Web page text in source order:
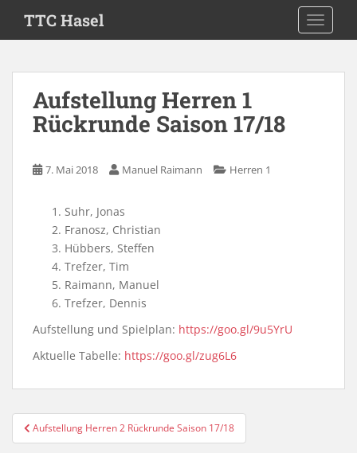
i
TTC Hasel
Aufstellung Herren 1
Rückrunde Saison 17/18
7. Mai 2018 Manuel Raimann Herren 1
Suhr, Jonas
Franosz, Christian
Hübbers, Steffen
Trefzer, Tim
Raimann, Manuel
Trefzer, Dennis
Aufstellung und Spielplan: https://goo.gl/9u5YrU
Aktuelle Tabelle: https://goo.gl/zug6L6
Beitragsnavigation
Aufstellung Herren 2 Rückrunde Saison 17/18